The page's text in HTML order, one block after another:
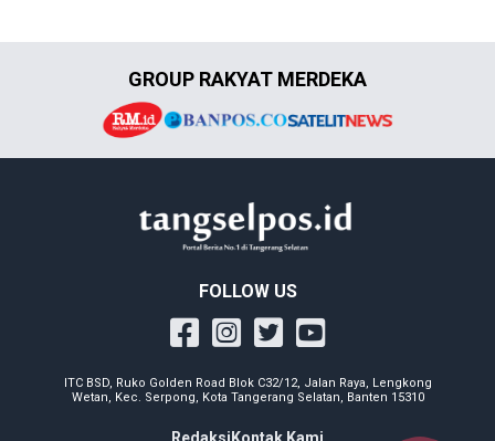
GROUP RAKYAT MERDEKA
FOLLOW US
ITC BSD, Ruko Golden Road Blok C32/12, Jalan Raya, Lengkong
Wetan, Kec. Serpong, Kota Tangerang Selatan, Banten 15310